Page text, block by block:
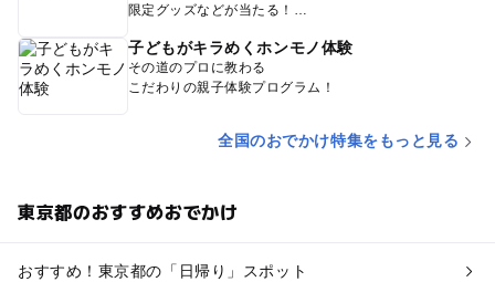
限定グッズなどが当たる！
子どもがキラめくホンモノ体験
その道のプロに教わる
こだわりの親子体験プログラム！
全国のおでかけ特集をもっと見る
東京都のおすすめおでかけ
おすすめ！東京都の「日帰り」スポット